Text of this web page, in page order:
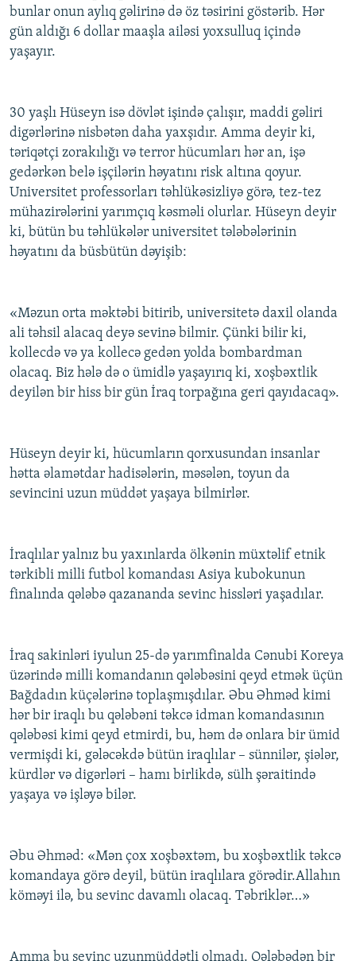
bunlar onun aylıq gəlirinə də öz təsirini göstərib. Hər
gün aldığı 6 dollar maaşla ailəsi yoxsulluq içində
yaşayır.
30 yaşlı Hüseyn isə dövlət işində çalışır, maddi gəliri
digərlərinə nisbətən daha yaxşıdır. Amma deyir ki,
təriqətçi zorakılığı və terror hücumları hər an, işə
gedərkən belə işçilərin həyatını risk altına qoyur.
Universitet professorları təhlükəsizliyə görə, tez-tez
mühazirələrini yarımçıq kəsməli olurlar. Hüseyn deyir
ki, bütün bu təhlükələr universitet tələbələrinin
həyatını da büsbütün dəyişib:
«Məzun orta məktəbi bitirib, universitetə daxil olanda
ali təhsil alacaq deyə sevinə bilmir. Çünki bilir ki,
kollecdə və ya kollecə gedən yolda bombardman
olacaq. Biz hələ də o ümidlə yaşayırıq ki, xoşbəxtlik
deyilən bir hiss bir gün İraq torpağına geri qayıdacaq».
Hüseyn deyir ki, hücumların qorxusundan insanlar
hətta əlamətdar hadisələrin, məsələn, toyun da
sevincini uzun müddət yaşaya bilmirlər.
İraqlılar yalnız bu yaxınlarda ölkənin müxtəlif etnik
tərkibli milli futbol komandası Asiya kubokunun
finalında qələbə qazananda sevinc hissləri yaşadılar.
İraq sakinləri iyulun 25-də yarımfinalda Cənubi Koreya
üzərində milli komandanın qələbəsini qeyd etmək üçün
Bağdadın küçələrinə toplaşmışdılar. Əbu Əhməd kimi
hər bir iraqlı bu qələbəni təkcə idman komandasının
qələbəsi kimi qeyd etmirdi, bu, həm də onlara bir ümid
vermişdi ki, gələcəkdə bütün iraqlılar – sünnilər, şiələr,
kürdlər və digərləri – hamı birlikdə, sülh şəraitində
yaşaya və işləyə bilər.
Əbu Əhməd: «Mən çox xoşbəxtəm, bu xoşbəxtlik təkcə
komandaya görə deyil, bütün iraqlılara görədir.Allahın
köməyi ilə, bu sevinc davamlı olacaq. Təbriklər…»
Amma bu sevinc uzunmüddətli olmadı. Qələbədən bir